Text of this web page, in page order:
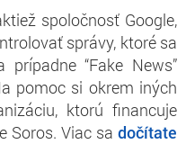
spoločnosť Google,
správy, ktoré sa
“Fake News”
pomoc si okrem iných
ktorú financuje
Soros. Viac sa dočítate